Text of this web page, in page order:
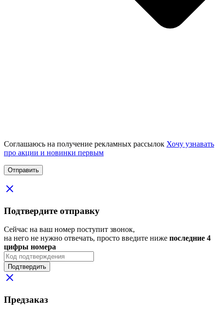
Соглашаюсь на получение рекламных рассылок Хочу узнавать
про акции и новинки первым
Подтвердите отправку
Сейчас на ваш номер поступит звонок,
на него не нужно отвечать, просто введите ниже последние 4
цифры номера
Подтвердить
Предзаказ